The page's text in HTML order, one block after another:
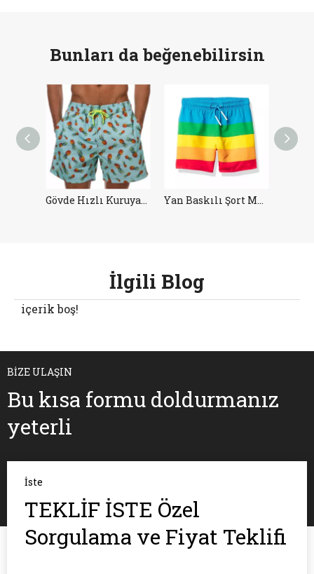
Bunları da beğenebilirsin
Gövde Hızlı Kuruyan Erkek Plaj Şort Yan Baskılı Şort Mayo
İlgili Blog
içerik boş!
BİZE ULAŞIN
Bu kısa formu doldurmanız
yeterli
İste
TEKLİF İSTE Özel
Sorgulama ve Fiyat Teklifi